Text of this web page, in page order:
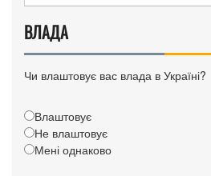
ВЛАДА
Чи влаштовує вас влада в Україні?
Влаштовує
Не влаштовує
Мені однаково